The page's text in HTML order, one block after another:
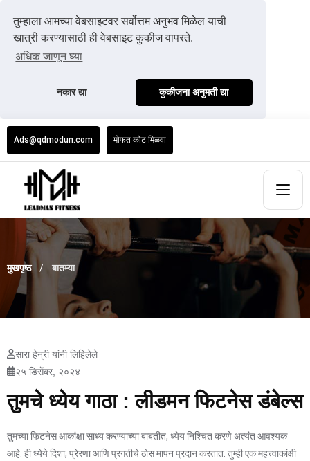
तुम्हाला आमच्या वेबसाइटवर सर्वोत्तम अनुभव मिळेल याची
खात्री करण्यासाठी ही वेबसाइट कुकीज वापरते.
अधिक जाणून घ्या
नकार द्या कुकीजना अनुमती द्या
Ads@qdmodun.com मोफत कोट मिळवा
मुखपृष्ठ बातम्या
सारा हेन्री यांनी लिहिलेले
२५ डिसेंबर, २०२४
तुमचे ध्येय गाठा : लीडमन फिटनेस डंबेल्स
तुमच्या फिटनेस आकांक्षा साध्य करण्याच्या बाबतीत, ध्येय निश्चित करणे अत्यंत आवश्यक
आहे. ही ध्येये दिशा, प्रेरणा आणि प्रगतीचे ठोस मापन प्रदान करतात. तुम्ही एक महत्त्वाकांक्षी